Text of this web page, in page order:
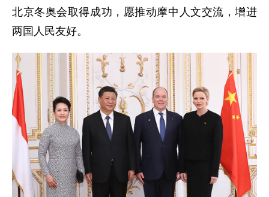
北京冬奥会取得成功，愿推动摩中人文交流，增进
两国人民友好。